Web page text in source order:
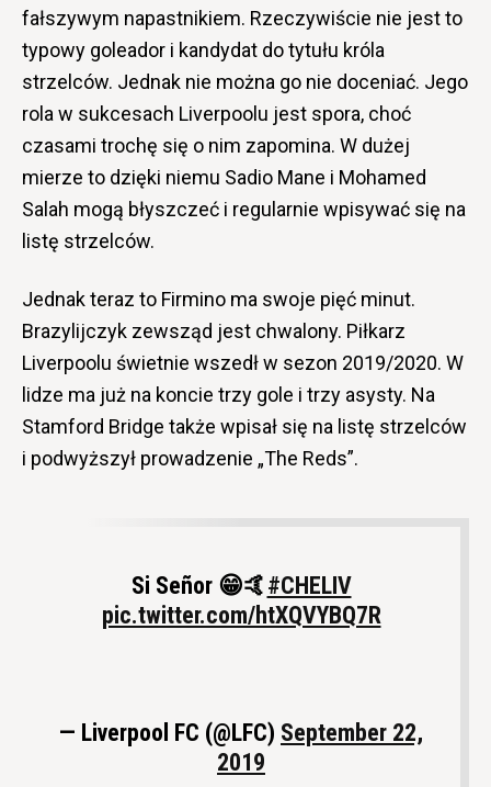
fałszywym napastnikiem. Rzeczywiście nie jest to
typowy goleador i kandydat do tytułu króla
strzelców. Jednak nie można go nie doceniać. Jego
rola w sukcesach Liverpoolu jest spora, choć
czasami trochę się o nim zapomina. W dużej
mierze to dzięki niemu Sadio Mane i Mohamed
Salah mogą błyszczeć i regularnie wpisywać się na
listę strzelców.
Jednak teraz to Firmino ma swoje pięć minut.
Brazylijczyk zewsząd jest chwalony. Piłkarz
Liverpoolu świetnie wszedł w sezon 2019/2020. W
lidze ma już na koncie trzy gole i trzy asysty. Na
Stamford Bridge także wpisał się na listę strzelców
i podwyższył prowadzenie „The Reds”.
Si Señor 😁🤙 #CHELIV
pic.twitter.com/htXQVYBQ7R
— Liverpool FC (@LFC) September 22,
2019